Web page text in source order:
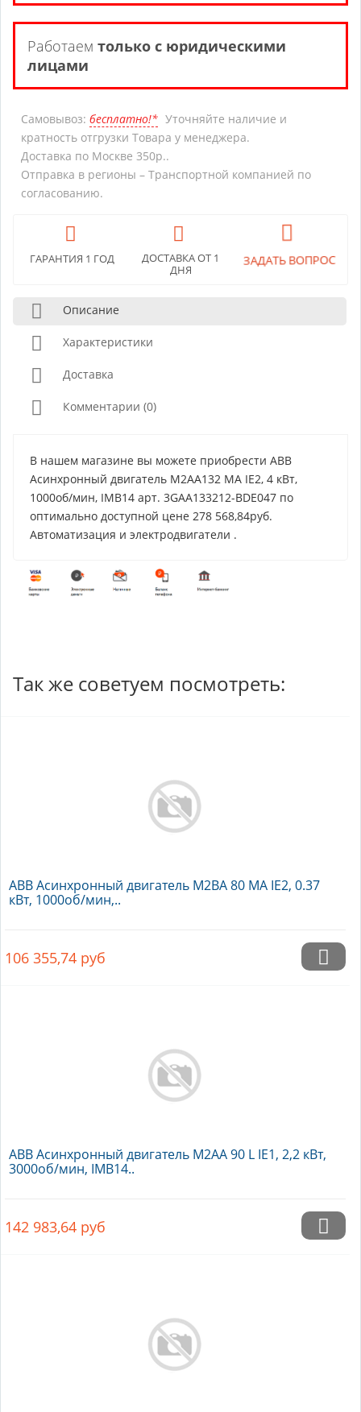
Работаем только с юридическими
лицами
Самовывоз: бесплатно!* Уточняйте наличие и
кратность отгрузки Товара у менеджера.
Доставка по Москве 350р..
Отправка в регионы – Транспортной компанией по
согласованию.
ГАРАНТИЯ 1 ГОД
ДОСТАВКА ОТ 1
ДНЯ
ЗАДАТЬ ВОПРОС
Описание
Характеристики
Доставка
Комментарии (0)
В нашем магазине вы можете приобрести ABB
Асинхронный двигатель M2AA132 MA IE2, 4 кВт,
1000об/мин, IMB14 арт. 3GAA133212-BDE047 по
оптимально доступной цене 278 568,84руб.
Автоматизация и электродвигатели .
Так же советуем посмотреть:
ABB Асинхронный двигатель M2BA 80 MA IE2, 0.37
кВт, 1000об/мин,..
106 355,74 руб
ABB Асинхронный двигатель M2AA 90 L IE1, 2,2 кВт,
3000об/мин, IMB14..
142 983,64 руб